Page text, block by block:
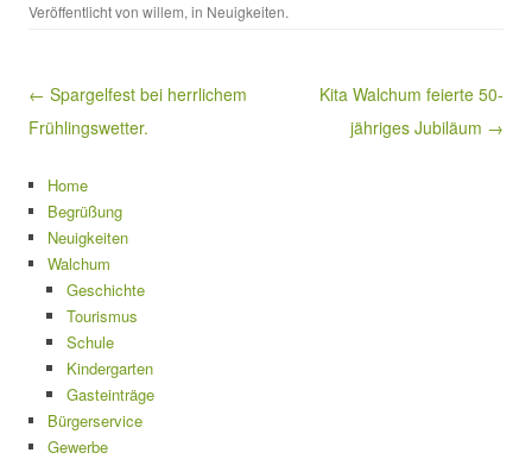
Veröffentlicht von willem, in Neuigkeiten.
Beitragsnavigation
← Spargelfest bei herrlichem
Frühlingswetter.
Kita Walchum feierte 50-
jähriges Jubiläum →
Home
Begrüßung
Neuigkeiten
Walchum
Geschichte
Tourismus
Schule
Kindergarten
Gasteinträge
Bürgerservice
Gewerbe